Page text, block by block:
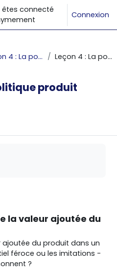
de recherche
êtes connecté
Connexion
Leçon 4 : La politique produit Leçon 4 : La politique produit
produit
la valeur ajoutée du
ajoutée du produit dans un
féroce ou les imitations -
?